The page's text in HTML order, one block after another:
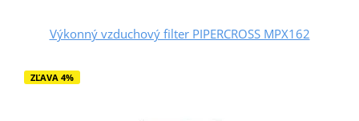
Výkonný vzduchový filter PIPERCROSS MPX162
ZĽAVA 4%